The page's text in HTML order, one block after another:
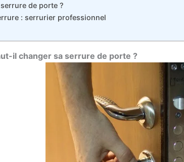
de porte ?
: serrurier professionnel
il changer sa serrure de porte ?